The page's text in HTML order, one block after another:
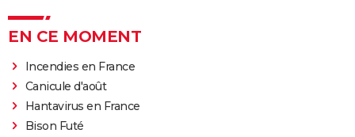
EN CE MOMENT
Incendies en France
Canicule d'août
Hantavirus en France
Bison Futé